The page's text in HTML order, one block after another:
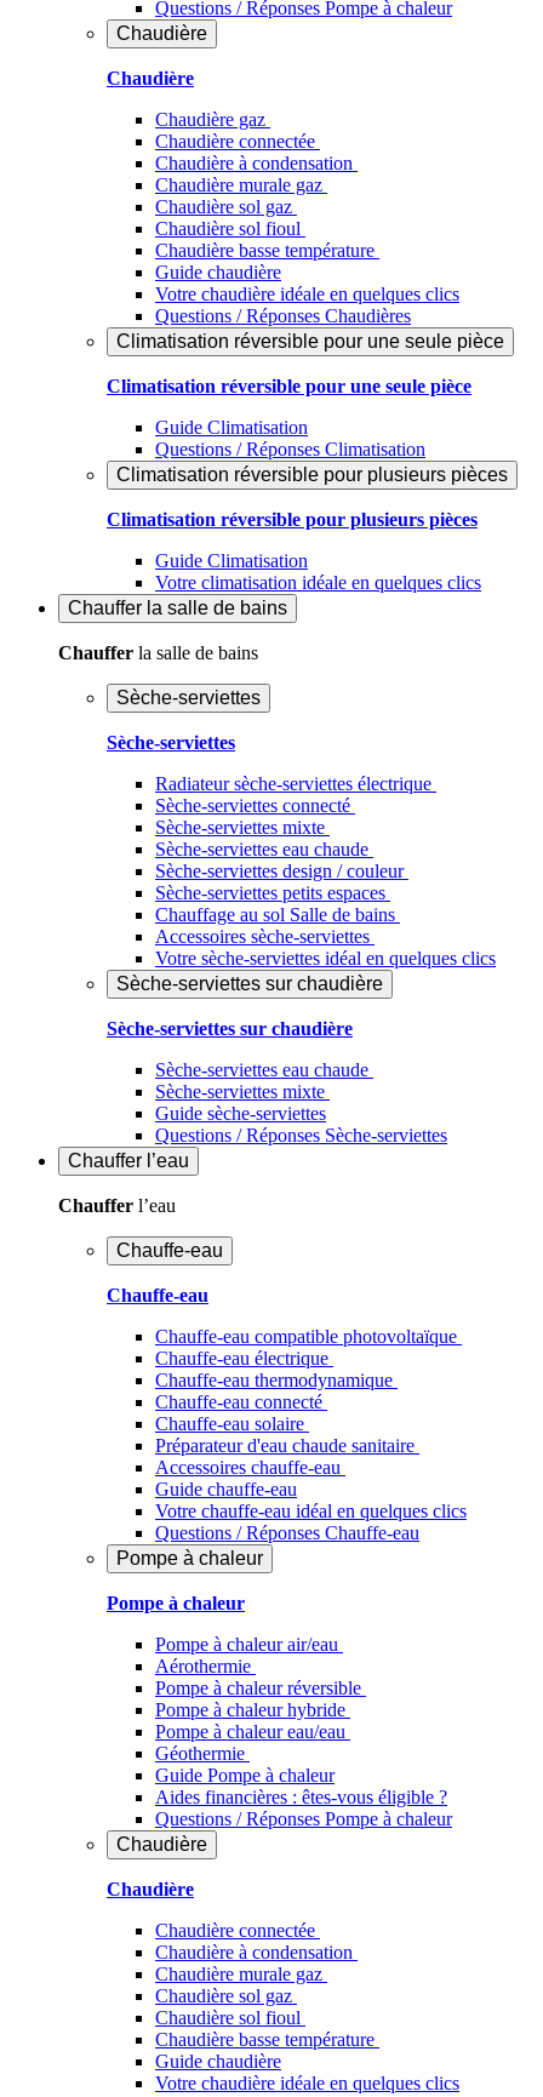
Questions / Réponses Pompe à chaleur
Chaudière
Chaudière
Chaudière gaz
Chaudière connectée
Chaudière à condensation
Chaudière murale gaz
Chaudière sol gaz
Chaudière sol fioul
Chaudière basse température
Guide chaudière
Votre chaudière idéale en quelques clics
Questions / Réponses Chaudières
Climatisation réversible pour une seule pièce
Climatisation réversible pour une seule pièce
Guide Climatisation
Questions / Réponses Climatisation
Climatisation réversible pour plusieurs pièces
Climatisation réversible pour plusieurs pièces
Guide Climatisation
Votre climatisation idéale en quelques clics
Chauffer la salle de bains
Chauffer la salle de bains
Sèche-serviettes
Sèche-serviettes
Radiateur sèche-serviettes électrique
Sèche-serviettes connecté
Sèche-serviettes mixte
Sèche-serviettes eau chaude
Sèche-serviettes design / couleur
Sèche-serviettes petits espaces
Chauffage au sol Salle de bains
Accessoires sèche-serviettes
Votre sèche-serviettes idéal en quelques clics
Sèche-serviettes sur chaudière
Sèche-serviettes sur chaudière
Sèche-serviettes eau chaude
Sèche-serviettes mixte
Guide sèche-serviettes
Questions / Réponses Sèche-serviettes
Chauffer l’eau
Chauffer l’eau
Chauffe-eau
Chauffe-eau
Chauffe-eau compatible photovoltaïque
Chauffe-eau électrique
Chauffe-eau thermodynamique
Chauffe-eau connecté
Chauffe-eau solaire
Préparateur d'eau chaude sanitaire
Accessoires chauffe-eau
Guide chauffe-eau
Votre chauffe-eau idéal en quelques clics
Questions / Réponses Chauffe-eau
Pompe à chaleur
Pompe à chaleur
Pompe à chaleur air/eau
Aérothermie
Pompe à chaleur réversible
Pompe à chaleur hybride
Pompe à chaleur​ eau/eau
Géothermie
Guide Pompe à chaleur
Aides financières : êtes-vous éligible ?
Questions / Réponses Pompe à chaleur
Chaudière
Chaudière
Chaudière connectée
Chaudière à condensation
Chaudière murale gaz
Chaudière sol gaz
Chaudière sol fioul
Chaudière basse température
Guide chaudière
Votre chaudière idéale en quelques clics